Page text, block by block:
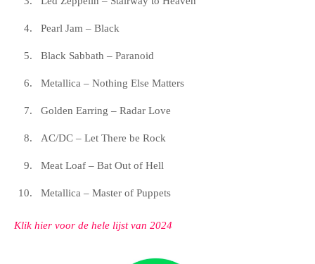
Pearl Jam – Black
Black Sabbath – Paranoid
Metallica – Nothing Else Matters
Golden Earring – Radar Love
AC/DC – Let There be Rock
Meat Loaf – Bat Out of Hell
Metallica – Master of Puppets
Klik hier voor de hele lijst van 2024